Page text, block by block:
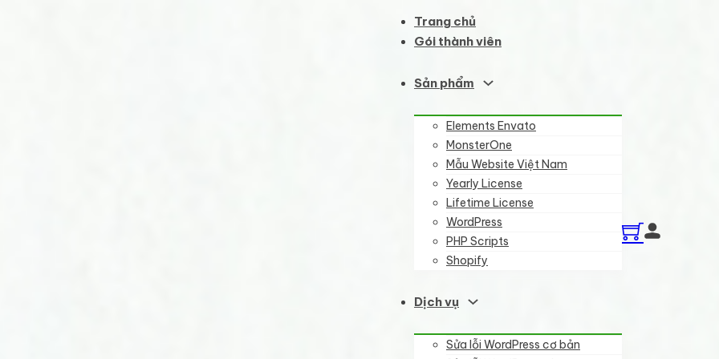
Trang chủ
Gói thành viên
Sản phẩm
Elements Envato
MonsterOne
Mẫu Website Việt Nam
Yearly License
Lifetime License
WordPress
PHP Scripts
Shopify
Dịch vụ
Sửa lỗi WordPress cơ bản